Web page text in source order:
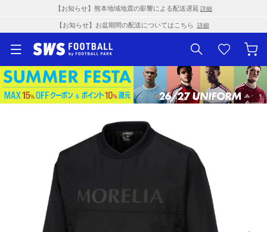
【お知らせ】熊本地域地震の影響による配送遅延 詳細
【お知らせ】お盆期間の配送についてはこちら 詳細